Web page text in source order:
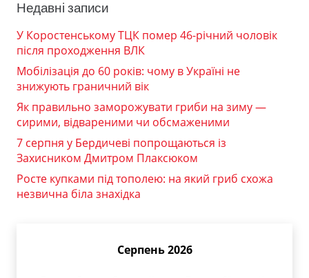
Недавні записи
У Коростенському ТЦК помер 46-річний чоловік
після проходження ВЛК
Мобілізація до 60 років: чому в Україні не
знижують граничний вік
Як правильно заморожувати гриби на зиму —
сирими, відвареними чи обсмаженими
7 серпня у Бердичеві попрощаються із
Захисником Дмитром Плаксюком
Росте купками під тополею: на який гриб схожа
незвична біла знахідка
Серпень 2026